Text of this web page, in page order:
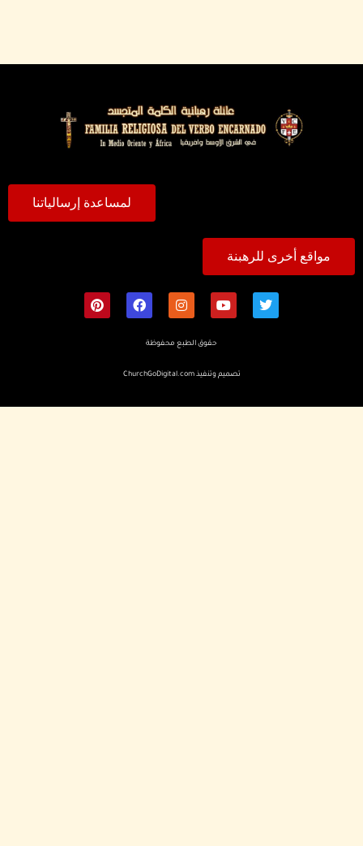
لمساعدة إرسالياتنا
مواقع أخرى للرهبنة
حقوق الطبع محفوظة
تصميم وتنفيذChurchGoDigital.com